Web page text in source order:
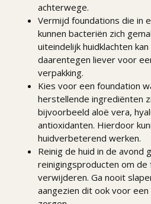
achterwege.
Vermijd foundations die in
kunnen bacteriën zich
uiteindelijk huidklachten
daarentegen liever voor
verpakking.
Kies voor een foundation
herstellende ingrediënten
bijvoorbeeld aloë vera,
antioxidanten. Hierdoor
huidverbeterend werken.
Reinig de huid in de avond
reinigingsproducten om de
verwijderen. Ga nooit
aangezien dit ook voor